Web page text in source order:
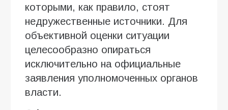
которыми, как правило, стоят
недружественные источники. Для
объективной оценки ситуации
целесообразно опираться
исключительно на официальные
заявления уполномоченных органов
власти.